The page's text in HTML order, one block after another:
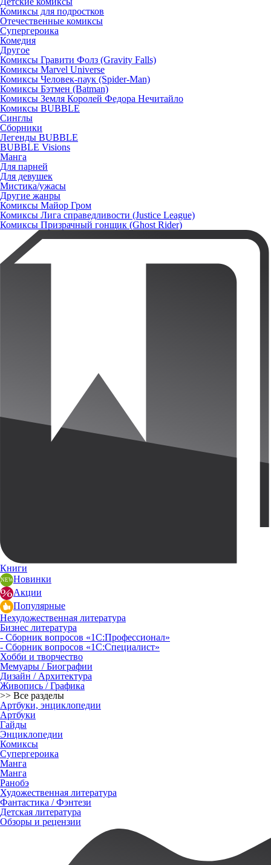
Комиксы для подростков
Отечественные комиксы
Супергероика
Комедия
Другое
Комиксы Гравити Фолз (Gravity Falls)
Комиксы Marvel Universe
Комиксы Человек-паук (Spider-Man)
Комиксы Бэтмен (Batman)
Комиксы Земля Королей Федора Нечитайло
Комиксы BUBBLE
Синглы
Сборники
Легенды BUBBLE
BUBBLE Visions
Манга
Для парней
Для девушек
Мистика/ужасы
Другие жанры
Комиксы Майор Гром
Комиксы Лига справедливости (Justice League)
Комиксы Призрачный гонщик (Ghost Rider)
Книги
Новинки
Акции
Популярные
Нехудожественная литература
Бизнес литература
- Сборник вопросов «1С:Профессионал»
- Сборник вопросов «1С:Специалист»
Хобби и творчество
Мемуары / Биографии
Дизайн / Архитектура
Живопись / Графика
>> Все разделы
Артбуки, энциклопедии
Артбуки
Гайды
Энциклопедии
Комиксы
Супергероика
Манга
Манга
Ранобэ
Художественная литература
Фантастика / Фэнтези
Детская литература
Обзоры и рецензии